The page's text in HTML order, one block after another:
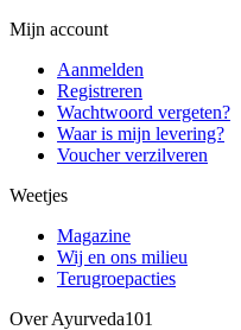
Mijn account
Aanmelden
Registreren
Wachtwoord vergeten?
Waar is mijn levering?
Voucher verzilveren
Weetjes
Magazine
Wij en ons milieu
Terugroepacties
Over Ayurveda101